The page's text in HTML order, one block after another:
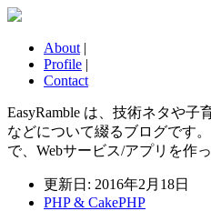
About |
Profile |
Contact
EasyRamble は、技術ネタや
などについて綴るブログです
で、Webサービス/アプリを作
更新日: 2016年2月18日
PHP & CakePHP